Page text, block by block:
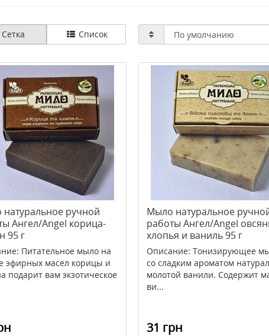
Сетка Список
ручной
Ангел/Angel корица-
95 г
Питательное мыло на
эфирных масел корицы и
подарит вам экзотическое
Мыло натуральное
работы Ангел/Angel
хлопья и ваниль 95 г
Описание: Тонизирующее
со сладким ароматом
молотой ванили. Содержит
ви...
31 грн